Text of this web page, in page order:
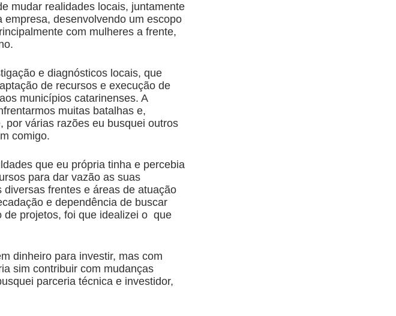
mudar realidades locais, juntamente
desenvolvendo um escopo
com mulheres a frente,
e diagnósticos locais, que
de recursos e execução de
municípios catarinenses. A
muitas batalhas e,
por várias razões eu busquei outros
comigo.
que eu própria tinha e percebia
para dar vazão as suas
frentes e áreas de atuação
e dependência de buscar
de projetos, foi que idealizei o que
dinheiro para investir, mas com
sim contribuir com mudanças
parceria técnica e investidor,